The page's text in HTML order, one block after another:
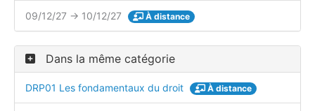
09/12/27 → 10/12/27 À distance
Dans la même catégorie
DRP01 Les fondamentaux du droit À distance